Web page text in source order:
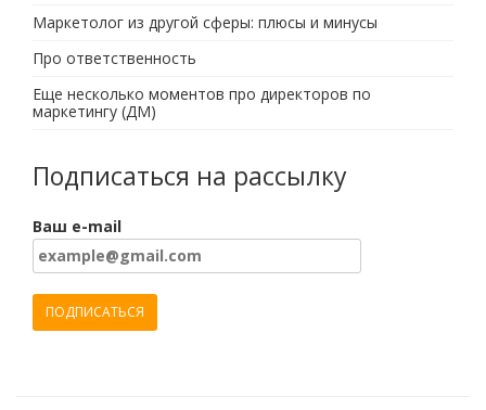
Маркетолог из другой сферы: плюсы и минусы
Про ответственность
Еще несколько моментов про директоров по
маркетингу (ДМ)
Подписаться на рассылку
Ваш e-mail